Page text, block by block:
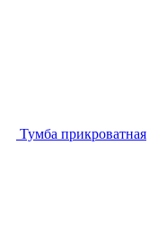
Тумба прикроватная